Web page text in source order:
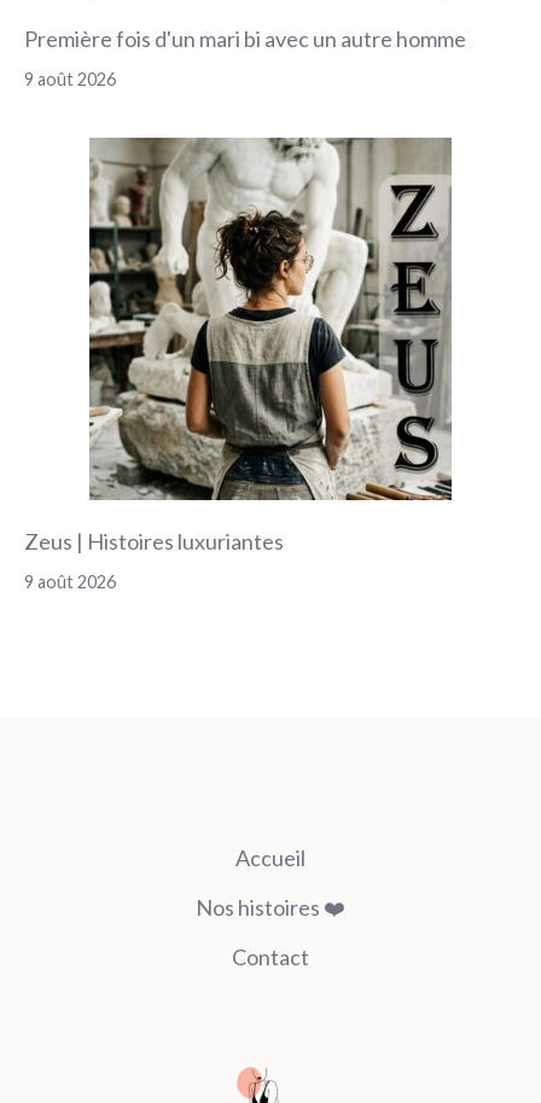
Première fois d'un mari bi avec un autre homme
9 août 2026
Zeus | Histoires luxuriantes
9 août 2026
Accueil
Nos histoires ❤️
Contact